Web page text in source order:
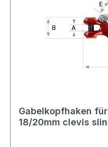
Gabelkopfhaken
18/20mm clevis